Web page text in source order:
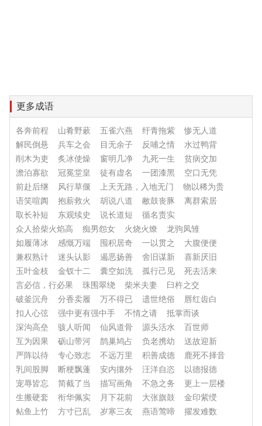
更多成语
各奔前程 山肴野蔌 五雀六燕 纡青拖紫
惨无人道
解民倒悬
兵车之会 目无余子 反哺之情
水过鸭背
削木为吏
炙冰使燥 窗明几净 九死一生
贫病交加
澹泊寡欲
冠冕堂皇 徒有虚名 一团漆黑
空口无凭
前赴后继
风行草偃 上天无路，入地无门
物以稀为贵
语笑喧阗
抱薪救火 胡说八道 敝鼓丧豚
离群索居
取长补短
东观续史 说长道短
循名责实
众人拾柴火焰高
痴男怨女 火烧火燎
龙驹凤雏
如履薄冰
感慨万端 囤积居奇 一以贯之
大腹便便
兼权熟计
迷头认影 遏恶扬善 舍旧谋新
喜新厌旧
玉叶金枝
金钗十二 囊空如洗 孤行己见
死去活来
言必信，行必果
珠围翠绕 柴米夫妻
臼杵之交
破釜沉舟
分香卖履 万不得已 遗世绝俗
唇红齿白
扣人心弦
强中更有强中手 不情之请
抵掌而谈
深沟高垒
骇人听闻 仙风道骨 源头活水
百世师
互为因果
砺山带河 鹊巢鸠占 负老携幼
送故迎新
严阵以待
专心致志 不远万里 积善成德
鹿死不择音
乳间股脚
断梗飘蓬 安内攘外 汪洋自恣
以德报德
宠辱皆忘
简截了当 描写画角 不急之务
更上一层楼
生搬硬套
衔华佩实 月下花前 大张旗鼓
金印紫绶
鲇鱼上竹
方寸已乱 岁寒三友 燕语莺啼 擢发难数